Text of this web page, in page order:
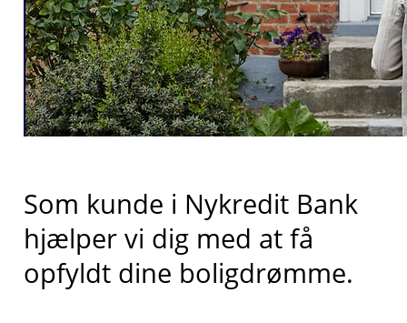
Som kunde i Nykredit Bank
hjælper vi dig med at få
opfyldt dine boligdrømme.